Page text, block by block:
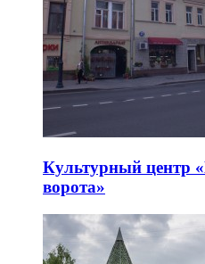
Культурный центр
ворота»